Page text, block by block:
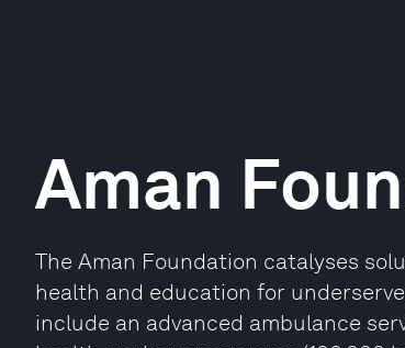
Aman
The Aman Foundation catalyses
health and education for
include an advanced ambulance